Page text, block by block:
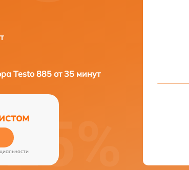
Testo 885 от 35 минут